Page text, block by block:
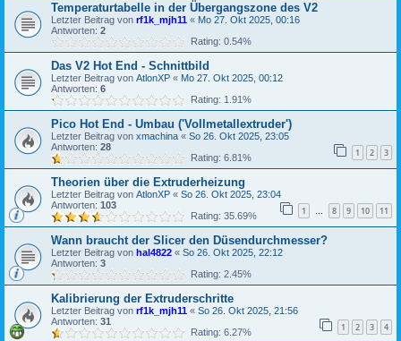
Temperaturtabelle in der Übergangszone des V2
Letzter Beitrag von rf1k_mjh11 « Mo 27. Okt 2025, 00:16
Antworten: 2
Rating: 0.54%
Das V2 Hot End - Schnittbild
Letzter Beitrag von AtlonXP « Mo 27. Okt 2025, 00:12
Antworten: 6
Rating: 1.91%
Pico Hot End - Umbau ('Vollmetallextruder')
Letzter Beitrag von xmachina « So 26. Okt 2025, 23:05
Antworten: 28 1 2 3
Rating: 6.81%
Theorien über die Extruderheizung
Letzter Beitrag von AtlonXP « So 26. Okt 2025, 23:04
Antworten: 103 1 … 8 9 10 11
Rating: 35.69%
Wann braucht der Slicer den Düsendurchmesser?
Letzter Beitrag von hal4822 « So 26. Okt 2025, 22:12
Antworten: 3
Rating: 2.45%
Kalibrierung der Extruderschritte
Letzter Beitrag von rf1k_mjh11 « So 26. Okt 2025, 21:56
Antworten: 31 1 2 3 4
Rating: 6.27%